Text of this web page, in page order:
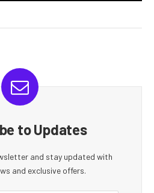
to Updates
and stay updated with
and exclusive offers.